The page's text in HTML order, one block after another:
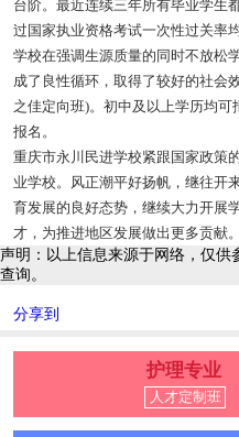
台阶。最近连续三年所有毕业学生
过国家执业资格考试一次性过关率
学校在强调生源质量的同时不放松
成了良性循环，取得了较好的社会
之佳定向班)。初中及以上学历均
报名。
重庆市永川民进学校紧跟国家政策
业学校。风正潮平好扬帆，继往开
育发展的良好态势，继续大力开展
才，为推进地区发展做出更多贡献。
声明：以上信息来源于网络，仅供
查询。
分享到
护理专业
人才定制班